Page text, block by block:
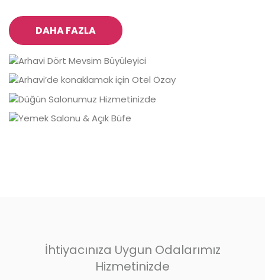
DAHA FAZLA
İhtiyacınıza Uygun Odalarımız
Hizmetinizde